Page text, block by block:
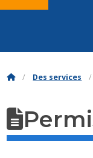
Des services